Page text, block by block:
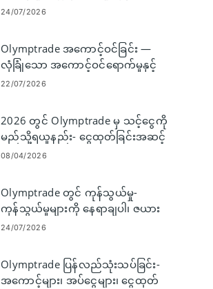
ကန့်သတ်ချက်များ
24/07/2026
Olymptrade အကောင့်ဝင်ခြင်း —
လုံခြုံသော အကောင့်ဝင်ရောက်မှုနှင့်
ပြဿနာဖြေရှင်းခြင်း
22/07/2026
2026 တွင် Olymptrade မှ သင့်ငွေကို
မည်သို့ရယူနည်း- ငွေထုတ်ခြင်းအဆင့်
များနှင့် အခကြေးငွေများ
08/04/2026
Olymptrade တွင် ကုန်သွယ်မှု-
ကုန်သွယ်မှုများကို နေရာချပါ၊ ဇယား
များကို ဖတ်ရှုပြီး အန္တရာယ်ကို စီမံခန့်ခွဲ
24/07/2026
Olymptrade ပြန်လည်သုံးသပ်ခြင်း-
အကောင့်များ၊ အပ်ငွေများ၊ ငွေထုတ်